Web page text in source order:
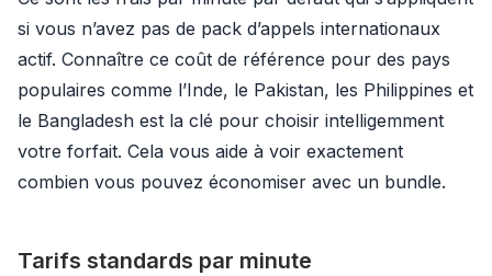
si vous n’avez pas de pack d’appels internationaux
actif. Connaître ce coût de référence pour des pays
populaires comme l’Inde, le Pakistan, les Philippines et
le Bangladesh est la clé pour choisir intelligemment
votre forfait. Cela vous aide à voir exactement
combien vous pouvez économiser avec un bundle.
Tarifs standards par minute